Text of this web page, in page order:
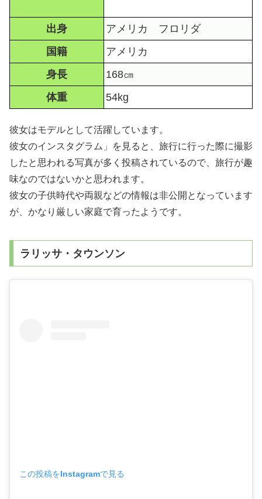
出身
アメリカ フロリダ
国籍
アメリカ
身長
168㎝
体重
54kg
彼女はモデルとして活躍しています。
彼女のインスタグラム」を見ると、旅行に行った際に撮影
したと思われる写真が多く投稿されているので、旅行が趣
味なのではないかと思われます。
彼女の子供時代や両親などの情報は非公開となっています
が、かなり厳しい家庭で育ったようです。
ラリッサ・タウンソン
この投稿をInstagramで見る